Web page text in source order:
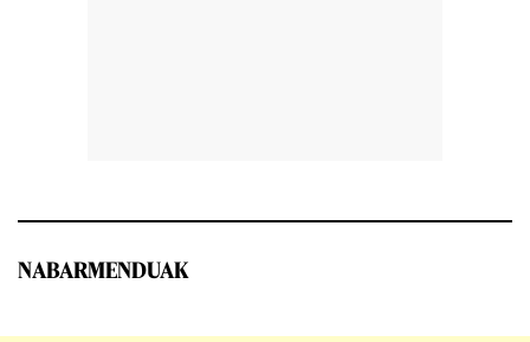
NABARMENDUAK